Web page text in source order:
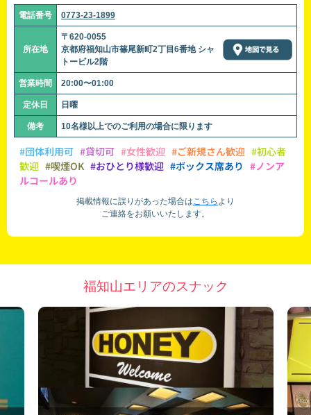
電話番号 0773-23-1899
所在地
〒620-0055
京都府福知山市篠尾新町2丁目6番地 シャ
トービル2階
営業時間 20:00〜01:00
定休日 日曜
備考 10名様以上でのご利用の場合に限ります
#団体利用可 #貸切可 #女性歓迎 #ご新規さん歓迎 #初心者
歓迎 #喫煙OK #おひとり様歓迎 #ボックス席あり #ノンア
ルコールあり
掲載情報に誤りがあった場合はこちら より
ご連絡をお願いいたします。
福知山エリアのスナック